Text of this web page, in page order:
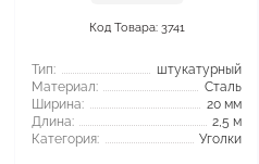
Код Товара: 3741
Тип:
штукатурный
Материал:
Сталь
Ширина:
20 мм
Длина:
2,5 м
Категория:
Уголки